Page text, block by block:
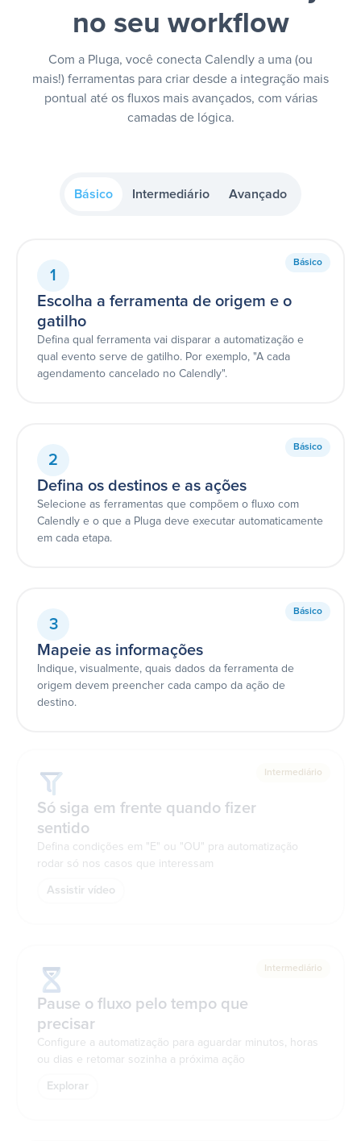
no seu workflow
Com a Pluga, você conecta Calendly a uma (ou
mais!) ferramentas para criar desde a integração mais
pontual até os fluxos mais avançados, com várias
camadas de lógica.
Básico Intermediário Avançado
Básico
1
Escolha a ferramenta de origem e o
gatilho
Defina qual ferramenta vai disparar a automatização e
qual evento serve de gatilho. Por exemplo, "A cada
agendamento cancelado no Calendly".
Básico
2
Defina os destinos e as ações
Selecione as ferramentas que compõem o fluxo com
Calendly e o que a Pluga deve executar automaticamente
em cada etapa.
Básico
3
Mapeie as informações
Indique, visualmente, quais dados da ferramenta de
origem devem preencher cada campo da ação de
destino.
Intermediário
Só siga em frente quando fizer
sentido
Defina condições em "E" ou "OU" pra automatização
rodar só nos casos que interessam
Assistir vídeo
Intermediário
Pause o fluxo pelo tempo que
precisar
Configure a automatização para aguardar minutos, horas
ou dias e retomar sozinha a próxima ação
Explorar